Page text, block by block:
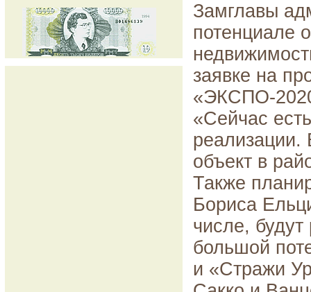
Замглавы
потенциале
заявке на
«ЭКСПО-
«Сейчас
реализации.
объект в
Также
Бориса
числе,
большой
и «Стражи